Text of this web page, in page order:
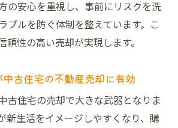
の安心を重視し、事前にリスクを洗
ブルを防ぐ体制を整えています。こ
頼性の高い売却が実現します。
古住宅の不動産売却に有効
古住宅の売却で大きな武器となりま
新生活をイメージしやすくなり、購